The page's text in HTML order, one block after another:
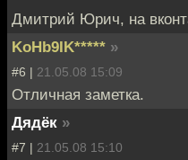
Дмитрий Юрич, на
KoHb9IK***** »
#6 | 21.05.08 15:09
Отличная заметка.
Дядёк »
#7 | 21.05.08 15:10